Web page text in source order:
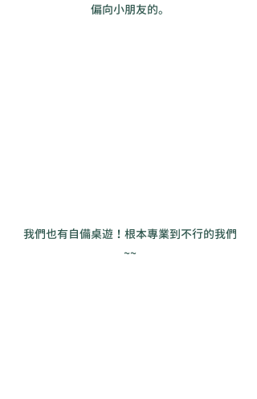
偏向小朋友的。
我們也有自備桌遊！根本專業到不行的我們
~~